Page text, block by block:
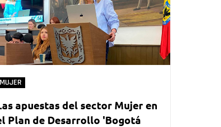
MUJER
apuestas del sector Mujer en
Plan de Desarrollo 'Bogotá